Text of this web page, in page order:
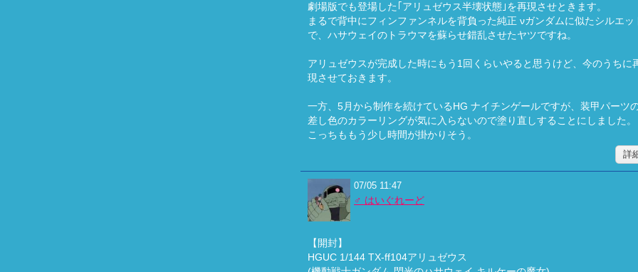
劇場版でも登場した｢アリュゼウス半壊状態｣を再現させときます。
まるで背中にフィンファンネルを背負った純正 νガンダムに似たシルエッ
で、ハサウェイのトラウマを蘇らせ錯乱させたヤツですね。
アリュゼウスが完成した時にもう1回くらいやると思うけど、今のうちに
現させておきます。
一方、5月から制作を続けているHG ナイチンゲールですが、装甲パーツ
差し色のカラーリングが気に入らないので塗り直しすることにしました。
こっちももう少し時間が掛かりそう。
詳
07/05 11:47
♂ はいぐれーど
【開封】
HGUC 1/144 TX-ff104アリュゼウス